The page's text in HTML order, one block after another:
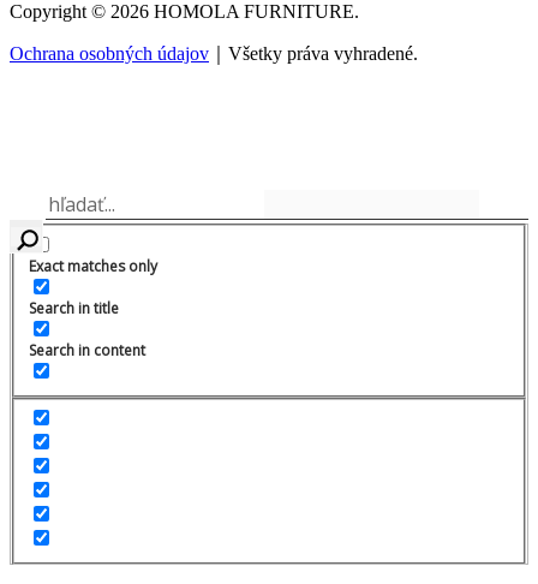
Copyright © 2026 HOMOLA FURNITURE.
Ochrana osobných údajov ｜Všetky práva vyhradené.
Exact matches only
Search in title
Search in content